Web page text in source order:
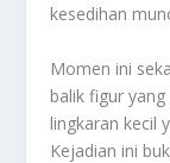
kesedihan
Momen ini
balik figur
lingkaran kecil
Kejadian ini